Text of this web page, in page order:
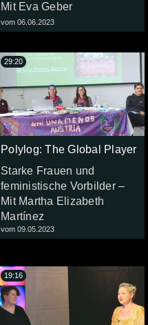
Mit Eva Geber
vom 06.06.2023
Polylog: The Global Player
Starke Frauen und
feministische Vorbilder –
Mit Martha Elizabeth
Martínez
vom 09.05.2023
29:20
19:16